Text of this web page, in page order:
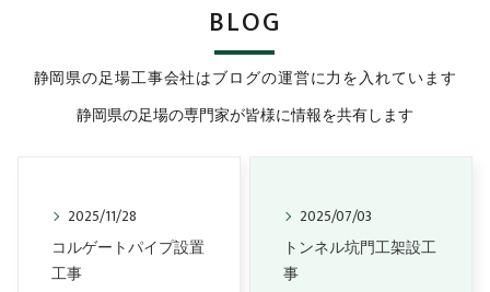
静岡県の足場工事会社はブログの運営に力を入れています
BLOG
静岡県の足場の専門家が皆様に情報を共有します
2025/11/28
コルゲートパイプ設置
工事
2025/07/03
トンネル坑門工架設工
事